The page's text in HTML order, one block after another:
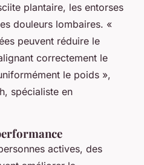
plantaire, les entorses
douleurs lombaires. «
peuvent réduire le
correctement le
le poids »,
spécialiste en
actives, des